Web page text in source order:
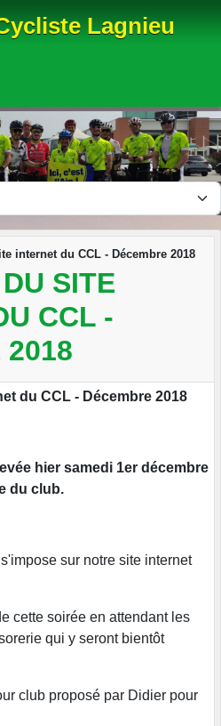
Lagnieu
internet du CCL - Décembre 2018
SITE
CCL -
2018
du CCL - Décembre 2018
hier samedi 1er décembre
du club.
sur notre site internet
cette soirée en attendant les
qui y seront bientôt
club proposé par Didier pour